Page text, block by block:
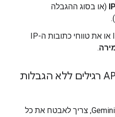
(או בסוג ההגבלה
מציינים את כתובות ה-IP או את טווחי כתובות ה-IP
.
כדי להמשיך להשתמש ב-Gemini API, צריך לאבטח את כל